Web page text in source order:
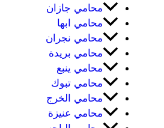
محامي جازان
محامي ابها
محامي نجران
محامي بريدة
محامي ينبع
محامي تبوك
محامي الخرج
محامي عنيزة